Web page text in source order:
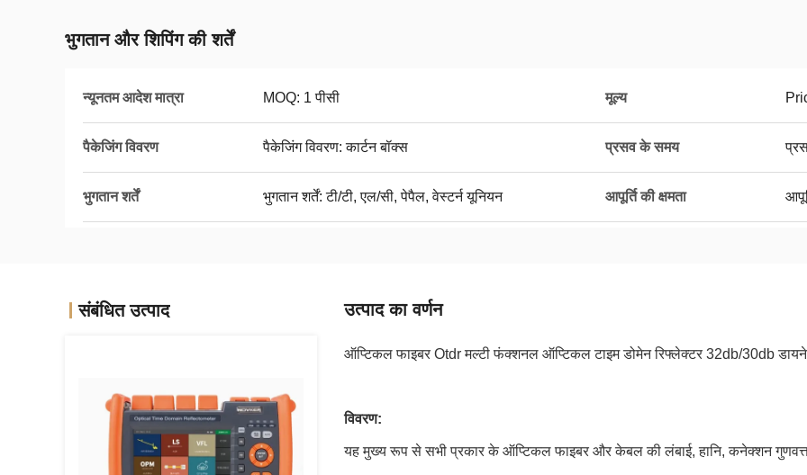
भुगतान और शिपिंग की शर्तें
न्यूनतम आदेश मात्रा MOQ: 1 पीसी मूल्य
पैकेजिंग विवरण पैकेजिंग विवरण: कार्टन बॉक्स प्रसव के समय
भुगतान शर्तें भुगतान शर्तें: टी/टी, एल/सी, पेपैल, वेस्टर्न यूनियन आपूर्ति की क्षमता
संबंधित उत्पाद उत्पाद का वर्णन
ऑप्टिकल फाइबर Otdr मल्टी फंक्शनल ऑप्टिकल टाइम डोमेन रिफ्लेक्टर 32db/30db
विवरण:
यह मुख्य रूप से सभी प्रकार के ऑप्टिकल फाइबर और केबल की लंबाई, हानि, कनेक्शन